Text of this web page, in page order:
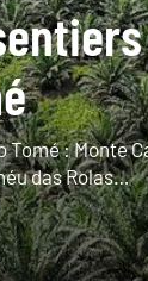
Tomé : Monte
das Rolas…